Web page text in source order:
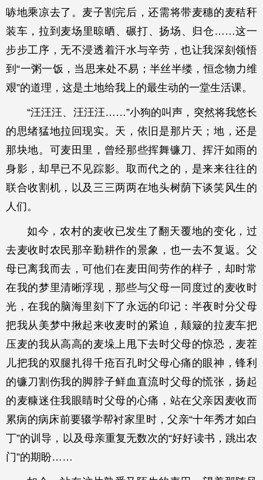
哧地乘凉去了。麦子割完后，还需将带麦穗的麦秸秆
装车，拉到麦场里晾晒、碾打、扬场、归仓……这一
步步工序，无不浸透着汗水与辛劳，也让我深刻领悟
到“一粥一饭，当思来处不易；半丝半缕，恒念物力维
艰”的道理，这是土地给我上的最生动的一堂生活课。
“汪汪汪、汪汪汪……”小狗的叫声，突然将我悠长
的思绪猛地拉回现实。天，依旧是那片天；地，还是
那块地。可麦田里，曾经那些挥舞镰刀、挥汗如雨的
身影，却早已不见踪影。取而代之的，是来来往往的
联合收割机，以及三三两两在地头树荫下谈笑风生的
人们。
如今，农村的麦收已发生了翻天覆地的变化，过
去麦收时农民那辛勤耕作的景象，也一去不复返。父
母已离我而去，可他们在麦田间劳作的样子，却时常
在我的梦里清晰浮现，那些与父母一同度过的麦收时
光，在我的脑海里刻下了永远的印记：半夜时分父母
把我从美梦中揪起来收麦时的紧迫，颠簸的拉麦车把
压麦的我从高高的麦垛上甩下去时父母的惊恐，麦茬
儿把我的双腿扎得千疮百孔时父母心痛的眼神，锋利
的镰刀割伤我的脚脖子鲜血直流时父母的慌张，扬起
的麦糠迷住我眼睛时父母的心痛，站在父亲因麦收而
累病的病床前要辍学帮衬家里时，父亲“十年秀才如白
丁”的训导，以及母亲重复无数次的“好好读书，跳出农
门”的期盼……